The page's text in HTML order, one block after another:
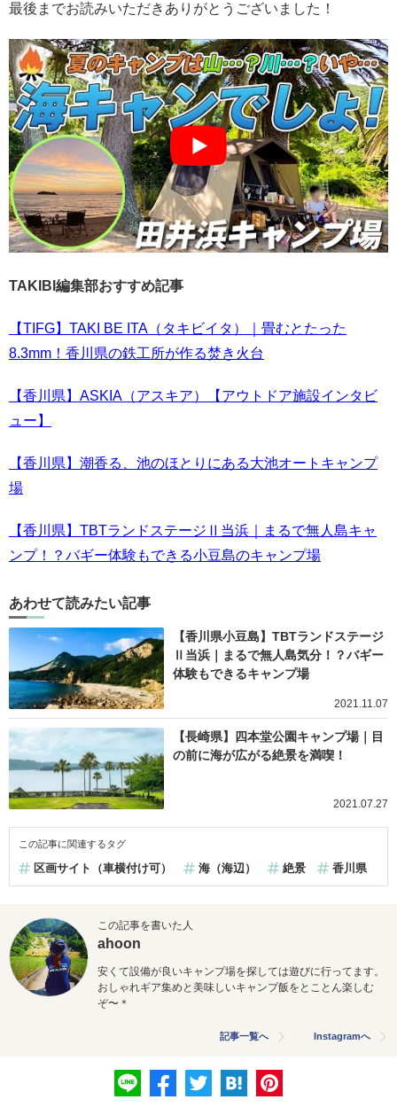
最後までお読みいただきありがとうございました！
TAKIBI編集部おすすめ記事
【TIFG】TAKI BE ITA（タキビイタ）｜畳むとたった
8.3mm！香川県の鉄工所が作る焚き火台
【香川県】ASKIA（アスキア）【アウトドア施設インタビ
ュー】
【香川県】潮香る、池のほとりにある大池オートキャンプ
場
【香川県】TBTランドステージⅡ当浜｜まるで無人島キャ
ンプ！？バギー体験もできる小豆島のキャンプ場
あわせて読みたい記事
【香川県小豆島】TBTランドステージ
Ⅱ当浜｜まるで無人島気分！？バギー
体験もできるキャンプ場
2021.11.07
【長崎県】四本堂公園キャンプ場｜目
の前に海が広がる絶景を満喫！
2021.07.27
この記事に関連するタグ
区画サイト（車横付け可） 海（海辺） 絶景 香川県
この記事を書いた人
ahoon
安くて設備が良いキャンプ場を探しては遊びに行ってます。
おしゃれギア集めと美味しいキャンプ飯をとことん楽しむ
ぞ〜＊
記事一覧へ Instagramへ